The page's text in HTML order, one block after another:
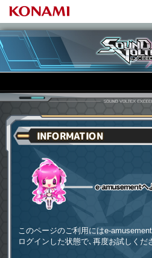
INFORMATION
このページのご利用にはe-
ログインした状態で､再度お試しくだ